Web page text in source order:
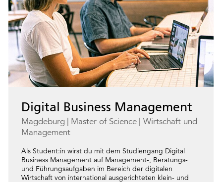
Digital Business Management
Magdeburg Master of Science
Wirtschaft und
Management
Als Student:in wirst du mit dem Studiengang Digital
Business Management auf Management-, Beratungs-
und Führungsaufgaben im Bereich der digitalen
Wirtschaft von international ausgerichteten klein- und